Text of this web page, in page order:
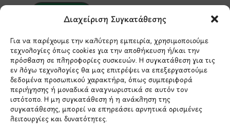
Διαχείριση Συγκατάθεσης
Για να παρέχουμε την καλύτερη εμπειρία, χρησιμοποιούμε
τεχνολογίες όπως cookies για την αποθήκευση ή/και την
πρόσβαση σε πληροφορίες συσκευών. Η συγκατάθεση για τις
εν λόγω τεχνολογίες θα μας επιτρέψει να επεξεργαστούμε
δεδομένα προσωπικού χαρακτήρα, όπως συμπεριφορά
περιήγησης ή μοναδικά αναγνωριστικά σε αυτόν τον
ιστότοπο. Η μη συγκατάθεση ή η ανάκληση της
συγκατάθεσης, μπορεί να επηρεάσει αρνητικά ορισμένες
λειτουργίες και δυνατότητες.
*Αυτός ο ιστότοπος προστατεύεται από το σύστημα
reCAPTCHA και ισχύουν ηΠολιτική Απορρήτουκαι οι
Όροι Παροχής Υπηρεσιών της Google.
ΣΤΟΙΧΕΙΑ ΕΠΙΚΟΙΝΩΝΙΑΣ
Holargos Center (Ισόγειο)